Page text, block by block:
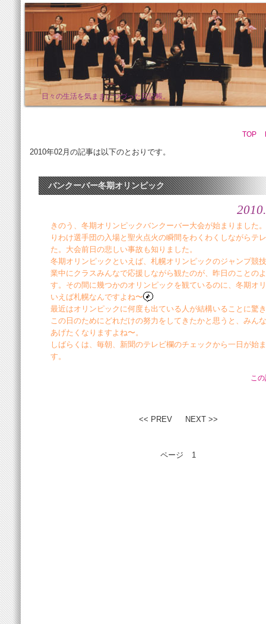
日々の生活を気ままにつづった日記帳。
TOP
2010年02月の記事は以下のとおりです。
バンクーバー冬期オリンピック
きのう、冬期オリンピックバンクーバー大会が始まりました
りわけ選手団の入場と聖火点火の瞬間をわくわくしながらテ
た。大会前日の悲しい事故も知りました。
冬期オリンピックといえば、札幌オリンピックのジャンプ競
業中にクラスみんなで応援しながら観たのが、昨日のことの
す。その間に幾つかのオリンピックを観ているのに、冬期オ
いえば札幌なんですよね〜
最近はオリンピックに何度も出ている人が結構いることに驚
この日のためにどれだけの努力をしてきたかと思うと、みん
あげたくなりますよね〜。
しばらくは、毎朝、新聞のテレビ欄のチェックから一日が始
す。
こ
<< PREV NEXT >>
ページ 1